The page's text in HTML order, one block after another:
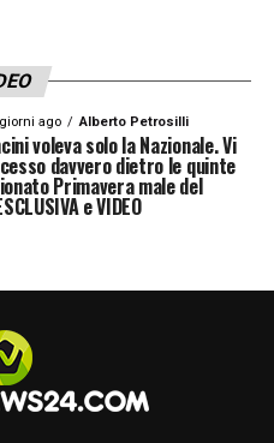
ago Alberto Petrosilli
voleva solo la Nazionale. Vi
davvero dietro le quinte
Primavera male del
e VIDEO